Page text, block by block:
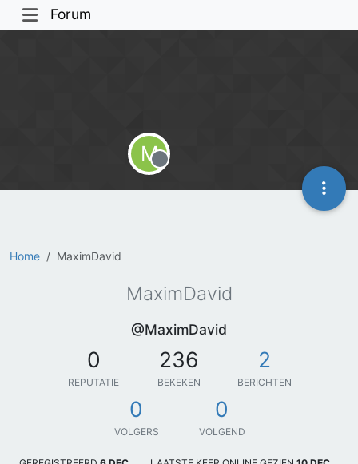
Forum
Home MaximDavid
M
Offline
MaximDavid
@MaximDavid
0
REPUTATIE
236
BEKEKEN
2
BERICHTEN
0
VOLGERS
0
VOLGEND